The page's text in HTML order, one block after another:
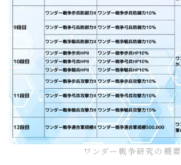
ワンダー戦争研究の概要